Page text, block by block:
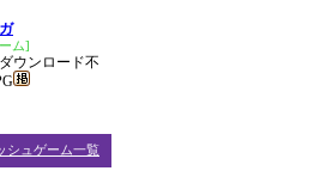
ム]
ウンロード不
シュゲーム一覧